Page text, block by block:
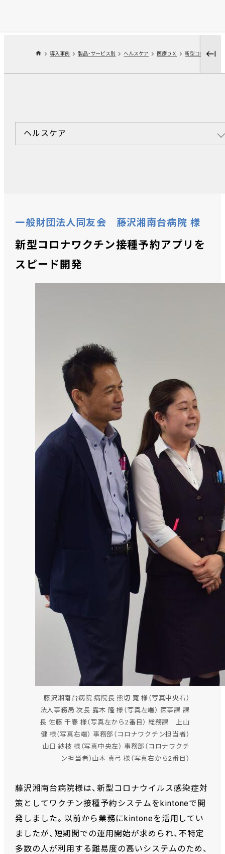
導入事例 製品・サービス別 ヘルスケア 医療ＤＸ
ヘルスケア
一般財団法人同友会 藤沢湘南台病院 様
新型コロナワクチン接種予約アプリを
スピード開発
藤沢湘南台病院 病院長 熊切 寛 様（写真中央右）
法人事務局 次長 露木 隆 様（写真左端） 医事課 課
長 佐藤 千春 様（写真左から2番目） 総務課 上山
健 様（写真右端） 事務部（コロナワクチン担当者）
山口 紗枝 様（写真中央左） 事務部（コロナワクチ
ン担当者）山本 真弓 様（写真右から2番目）
藤沢湘南台病院様は、新型コロナウイルス感染症対
策としてワクチン接種予約システムをkintoneで開
発しました。以前から業務にkintoneを活用してい
ましたが、短期間での運用開始が求められ、不特定
多数の人が利用する難易度の高いシステムのため、